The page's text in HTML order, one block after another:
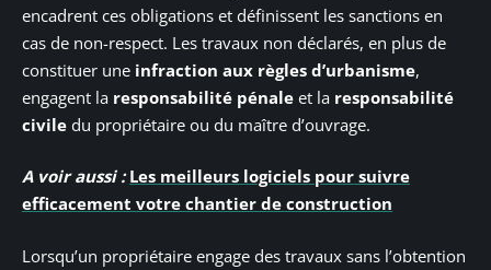
encadrent ces obligations et définissent les sanctions en
cas de non-respect. Les travaux non déclarés, en plus de
constituer une infraction aux règles d’urbanisme,
engagent la responsabilité pénale et la responsabilité
civile du propriétaire ou du maître d’ouvrage.
A voir aussi : Les meilleurs logiciels pour suivre
efficacement votre chantier de construction
Lorsqu’un propriétaire engage des travaux sans l’obtention